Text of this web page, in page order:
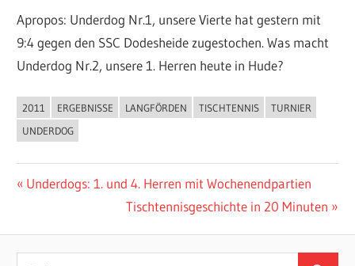
Apropos: Underdog Nr.1, unsere Vierte hat gestern mit
9:4 gegen den SSC Dodesheide zugestochen. Was macht
Underdog Nr.2, unsere 1. Herren heute in Hude?
ALLGEMEIN
2011 ERGEBNISSE LANGFÖRDEN TISCHTENNIS
TURNIER
UNDERDOG
Beitragsnavigation
Vorheriger
Underdogs: 1. und 4. Herren mit Wochenendpartien
Nächster
Tischtennisgeschichte in 20 Minuten